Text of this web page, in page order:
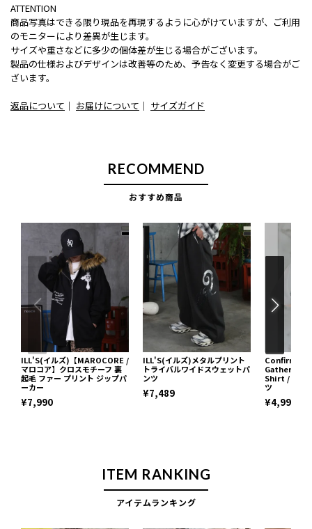
ATTENTION
商品写真はできる限り現品を再現するように心がけていますが、ご利用
のモニターにより差異が生じます。
サイズや重さなどに多少の個体差が生じる場合がございます。
製品の仕様およびデザインは改善等のため、予告なく変更する場合がご
ざいます。
返品について ｜ お届けについて ｜ サイズガイド
RECOMMEND
おすすめ商品
ILL'S(イルズ)【MAROCORE /
マロコア】クロスモチーフ 裏
起毛 ファー プリント ジップパ
ーカー
¥7,990
ILL'S(イルズ)メタルプリント
トライバルワイドスウェットパ
ンツ
¥7,489
Confirm（
Gathered
Shirt / ギャ
ツ
¥4,990
ITEM RANKING
アイテムランキング